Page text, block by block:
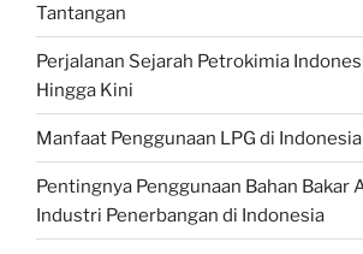
Tantangan
Perjalanan Sejarah Petrokimia
Hingga Kini
Manfaat Penggunaan LPG di Indonesia
Pentingnya Penggunaan Bahan Bakar
Industri Penerbangan di Indonesia